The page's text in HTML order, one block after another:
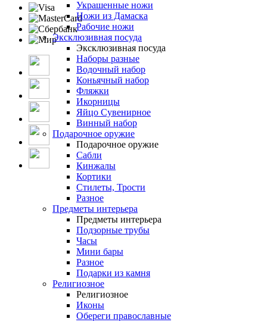
Украшенные ножи
Ножи из Дамаска
Рабочие ножи
Эксклюзивная посуда
Эксклюзивная посуда
Наборы разные
Водочный набор
Коньячный набор
Фляжки
Икорницы
Яйцо Сувенирное
Винный набор
Подарочное оружие
Подарочное оружие
Сабли
Кинжалы
Кортики
Стилеты, Трости
Разное
Предметы интерьера
Предметы интерьера
Подзорные трубы
Часы
Мини бары
Разное
Подарки из камня
Религиозное
Религиозное
Иконы
Обереги православные